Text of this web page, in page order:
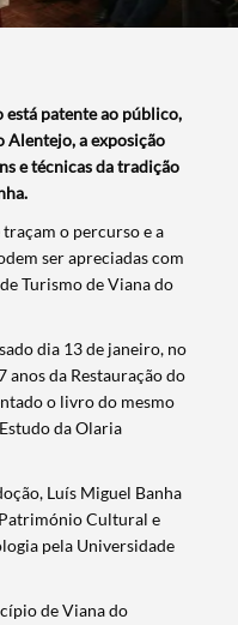
patente ao público,
Alentejo, a exposição
e técnicas da tradição
o percurso e a
ser apreciadas com
Turismo de Viana do
dia 13 de janeiro, no
anos da Restauração do
o livro do mesmo
da Olaria
Luís Miguel Banha
Cultural e
pela Universidade
de Viana do